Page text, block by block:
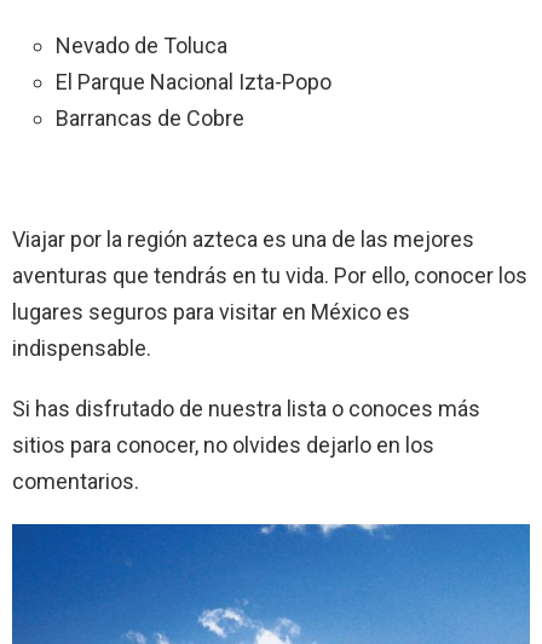
Nevado de Toluca
El Parque Nacional Izta-Popo
Barrancas de Cobre
Viajar por la región azteca es una de las mejores
aventuras que tendrás en tu vida. Por ello, conocer los
lugares seguros para visitar en México es
indispensable.
Si has disfrutado de nuestra lista o conoces más
sitios para conocer, no olvides dejarlo en los
comentarios.